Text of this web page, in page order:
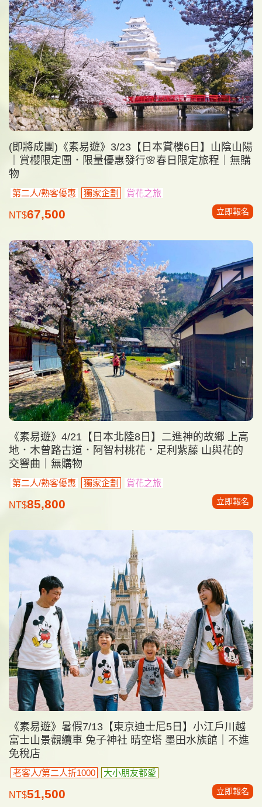
(即將成團)《素易遊》3/23【日本賞櫻6日】山陰山陽
｜賞櫻限定團．限量優惠發行🌸春日限定旅程｜無購
物
第二人/熟客優惠 獨家企劃 賞花之旅
NT$67,500 立即報名
《素易遊》4/21【日本北陸8日】二進神的故鄉 上高
地．木曾路古道．阿智村桃花．足利紫藤 山與花的
交響曲｜無購物
第二人/熟客優惠 獨家企劃 賞花之旅
NT$85,800 立即報名
《素易遊》暑假7/13【東京迪士尼5日】小江戶川越
富士山景觀纜車 兔子神社 晴空塔 墨田水族館｜不進
免稅店
老客人/第二人折1000 大小朋友都愛
NT$51,500 立即報名